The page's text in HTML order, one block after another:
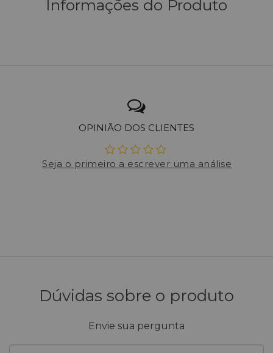
Informações do Produto
OPINIÃO DOS CLIENTES
Seja o primeiro a escrever uma análise
Dúvidas sobre o produto
Envie sua pergunta